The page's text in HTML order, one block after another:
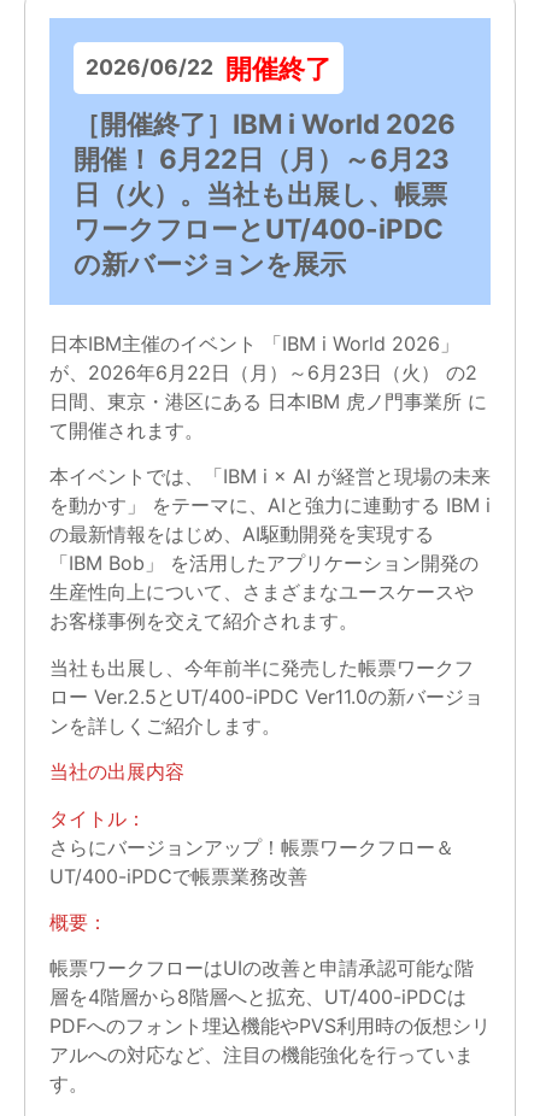
2026/06/22
開催終了
［開催終了］IBM i World 2026
開催！ 6月22日（月）～6月23
日（火）。当社も出展し、帳票
ワークフローとUT/400-iPDC
の新バージョンを展示
日本IBM主催のイベント 「IBM i World 2026」
が、2026年6月22日（月）～6月23日（火） の2
日間、東京・港区にある 日本IBM 虎ノ門事業所 に
て開催されます。
本イベントでは、「IBM i × AI が経営と現場の未来
を動かす」 をテーマに、AIと強力に連動する IBM i
の最新情報をはじめ、AI駆動開発を実現する
「IBM Bob」 を活用したアプリケーション開発の
生産性向上について、さまざまなユースケースや
お客様事例を交えて紹介されます。
当社も出展し、今年前半に発売した帳票ワークフ
ロー Ver.2.5とUT/400-iPDC Ver11.0の新バージョ
ンを詳しくご紹介します。
当社の出展内容
タイトル：
さらにバージョンアップ！帳票ワークフロー＆
UT/400-iPDCで帳票業務改善
概要：
帳票ワークフローはUIの改善と申請承認可能な階
層を4階層から8階層へと拡充、UT/400-iPDCは
PDFへのフォント埋込機能やPVS利用時の仮想シリ
アルへの対応など、注目の機能強化を行っていま
す。